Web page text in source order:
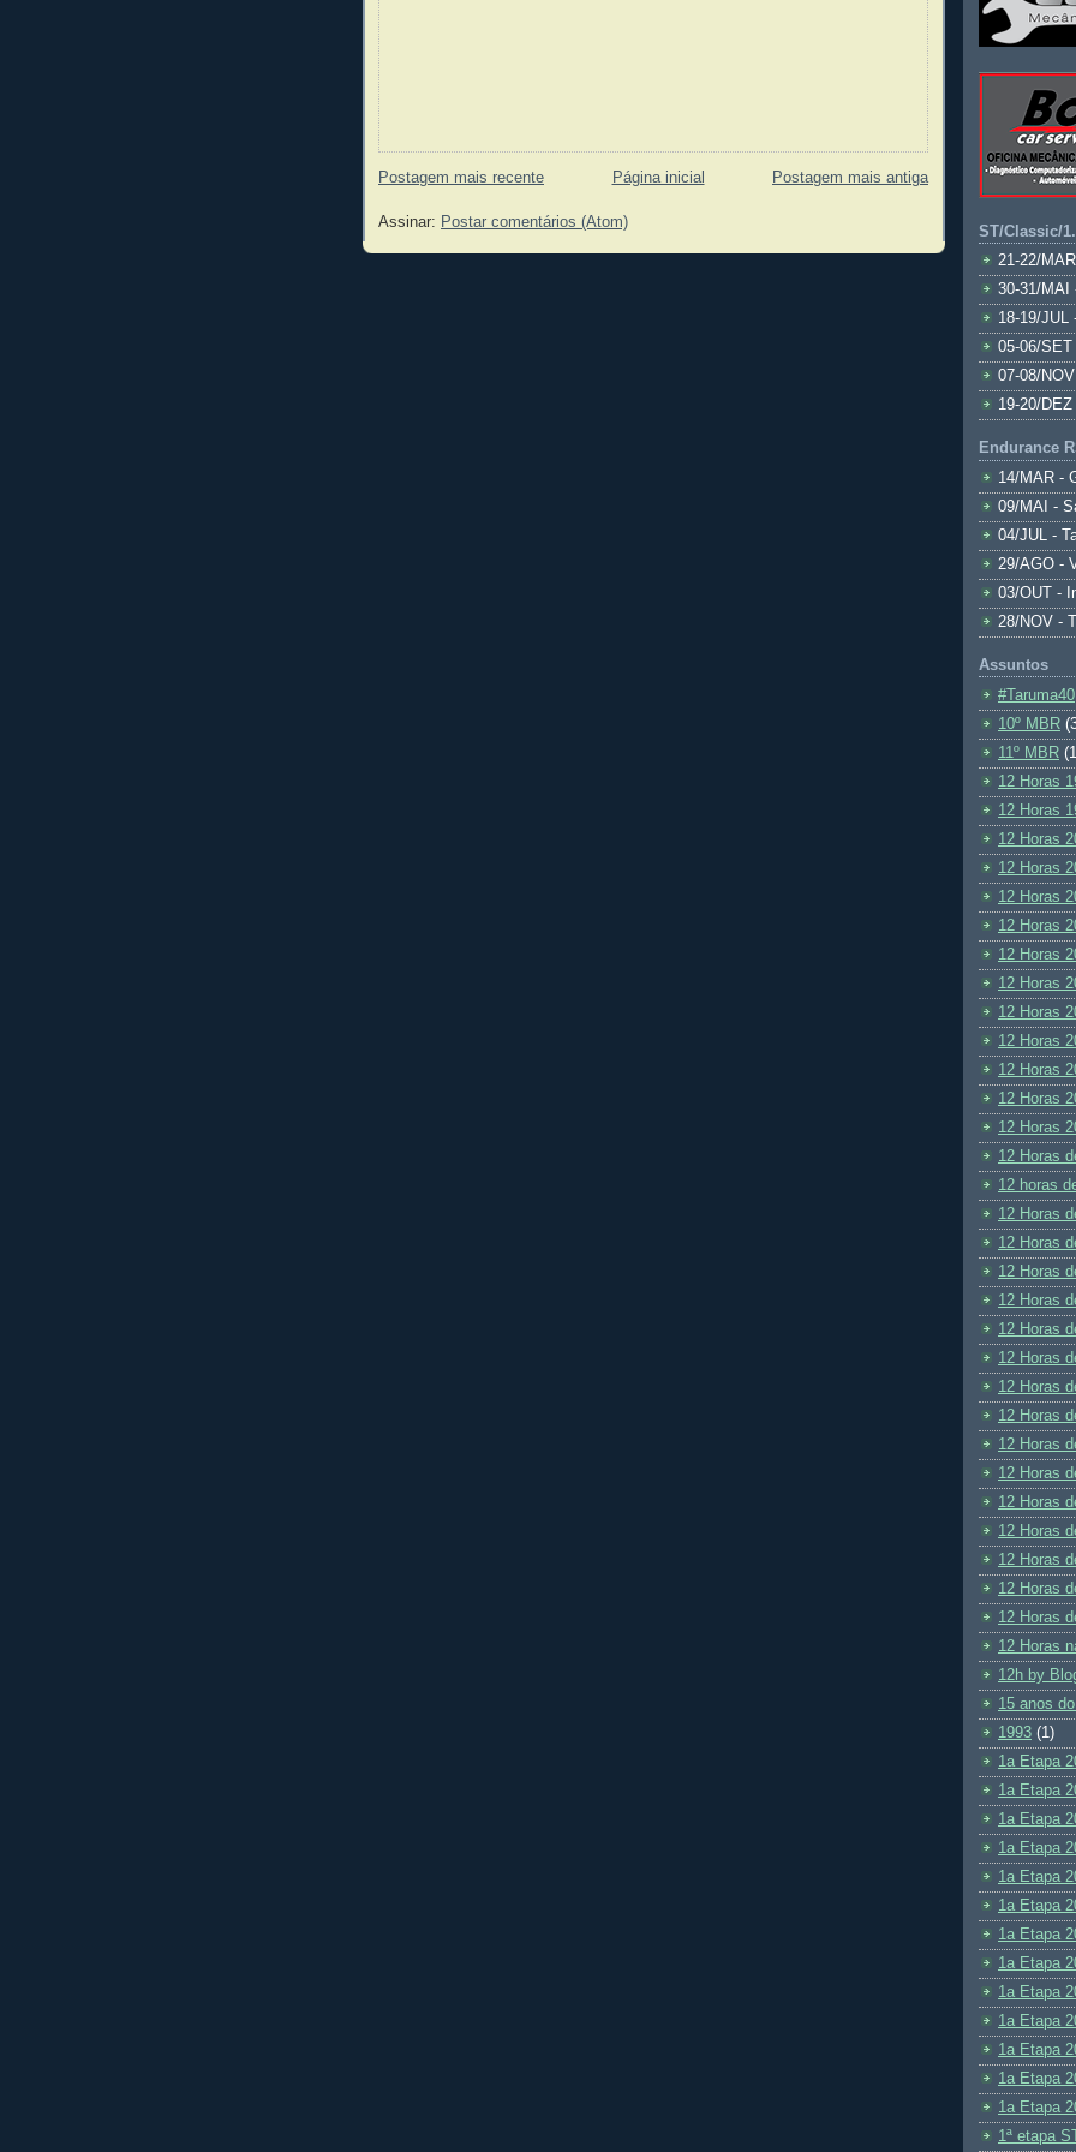
Postagem mais recente Postagem mais antiga
Página inicial
Assinar: Postar comentários (Atom)
ST/Classic/
21-22/
30-31/MAI
18-19/JUL
05-06/
07-08/
19-20/
Endurance
14/MAR -
09/MAI -
04/JUL -
29/AGO -
03/OUT -
28/NOV -
Assuntos
#Taruma40
10º MBR
11º MBR
12 Horas
12 Horas
12 Horas
12 Horas
12 Horas
12 Horas
12 Horas
12 Horas
12 Horas
12 Horas
12 Horas
12 Horas
12 Horas
12 Horas
12 horas
12 Horas
12 Horas
12 Horas
12 Horas
12 Horas
12 Horas
12 Horas
12 Horas
12 Horas
12 Horas
12 Horas
12 Horas
12 Horas
12 Horas
12 Horas
12 Horas
12h by
15 anos
1993 (1)
1a Etapa
1a Etapa
1a Etapa
1a Etapa
1a Etapa
1a Etapa
1a Etapa
1a Etapa
1a Etapa
1a Etapa
1a Etapa
1a Etapa
1a Etapa
1ª etapa